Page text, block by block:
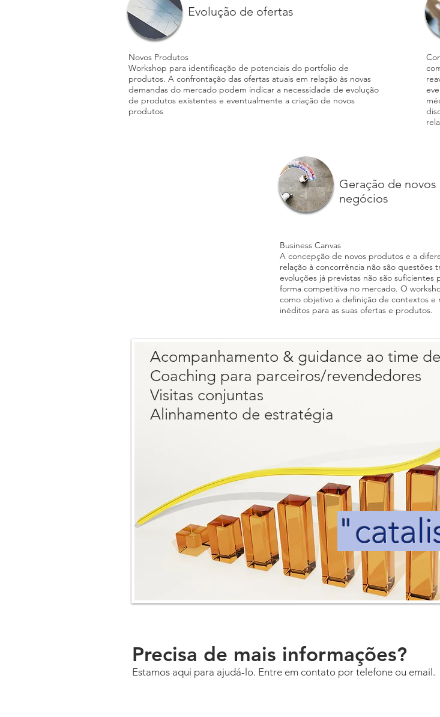
Evolução de ofertas
Novos Produtos
Workshop para identificação de potenciais do portfolio de
produtos. A confrontação das ofertas atuais em relação às novas
demandas do mercado podem indicar a necessidade de evolução
de produtos existentes e eventualmente a criação de novos
produtos
Geração de
negócios
Business Canvas
A concepção de novos produtos e a
relação à concorrência não são questões
evoluções já previstas não são suficientes
forma competitiva no mercado. O
como objetivo a definição de contextos e
inéditos para as suas ofertas e produtos.
Alinhamento de estratégia
Coaching para parceiros/revendedores
Visitas conjuntas
Acompanhamento & guidance ao time
Precisa de mais informações?
Estamos aqui para ajudá-lo. Entre em contato por telefone ou email.